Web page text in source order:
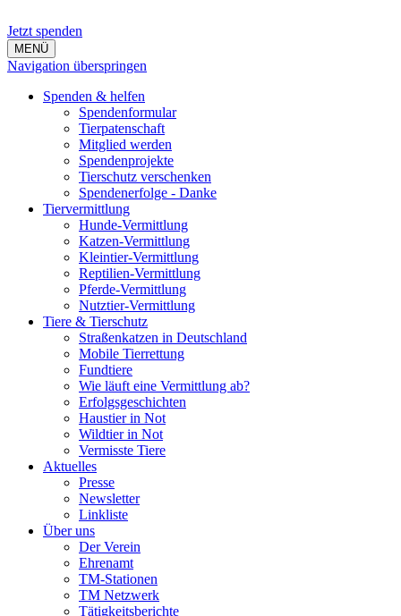
Jetzt spenden
MENÜ
Navigation überspringen
Spenden & helfen
Spendenformular
Tierpatenschaft
Mitglied werden
Spendenprojekte
Tierschutz verschenken
Spendenerfolge - Danke
Tiervermittlung
Hunde-Vermittlung
Katzen-Vermittlung
Kleintier-Vermittlung
Reptilien-Vermittlung
Pferde-Vermittlung
Nutztier-Vermittlung
Tiere & Tierschutz
Straßenkatzen in Deutschland
Mobile Tierrettung
Fundtiere
Wie läuft eine Vermittlung ab?
Erfolgsgeschichten
Haustier in Not
Wildtier in Not
Vermisste Tiere
Aktuelles
Presse
Newsletter
Linkliste
Über uns
Der Verein
Ehrenamt
TM-Stationen
TM Netzwerk
Tätigkeitsberichte